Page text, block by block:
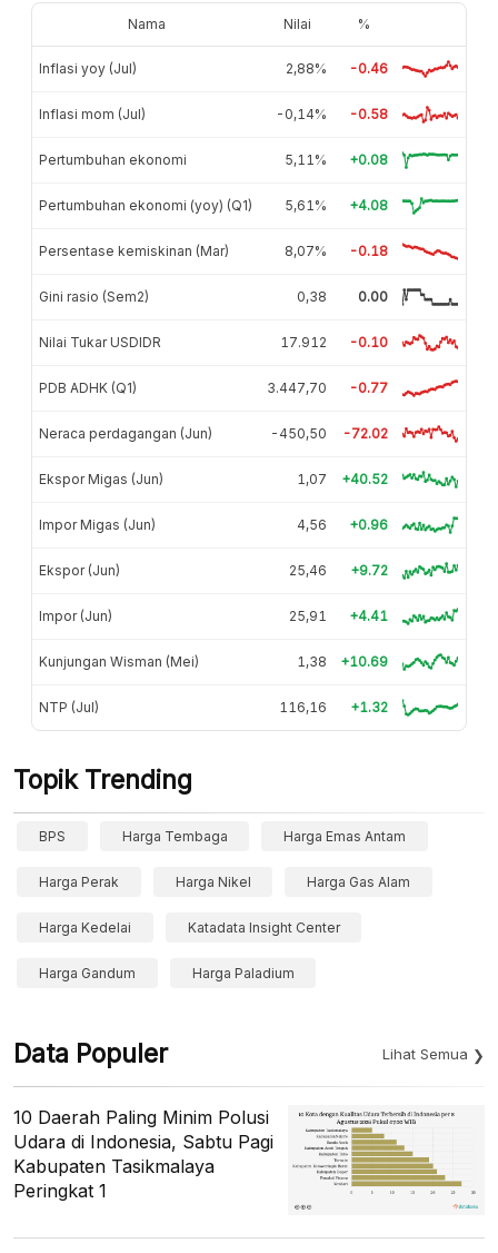
Nama Nilai %
Inflasi yoy (Jul) 2,88% -0.46
Inflasi mom (Jul) -0,14% -0.58
Pertumbuhan ekonomi 5,11% +0.08
Pertumbuhan ekonomi (yoy) (Q1) 5,61% +4.08
Persentase kemiskinan (Mar) 8,07% -0.18
Gini rasio (Sem2) 0,38 0.00
Nilai Tukar USDIDR 17.912 -0.10
PDB ADHK (Q1) 3.447,70 -0.77
Neraca perdagangan (Jun) -450,50 -72.02
Ekspor Migas (Jun) 1,07 +40.52
Impor Migas (Jun) 4,56 +0.96
Ekspor (Jun) 25,46 +9.72
Impor (Jun) 25,91 +4.41
Kunjungan Wisman (Mei) 1,38 +10.69
NTP (Jul) 116,16 +1.32
Topik Trending
BPS Harga Tembaga Harga Emas Antam
Harga Perak Harga Nikel Harga Gas Alam
Harga Kedelai Katadata Insight Center
Harga Gandum Harga Paladium
Data Populer Lihat Semua
10 Daerah Paling Minim Polusi
Udara di Indonesia, Sabtu Pagi
Kabupaten Tasikmalaya
Peringkat 1